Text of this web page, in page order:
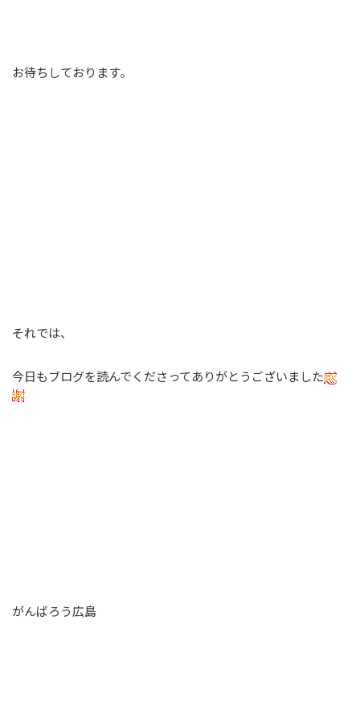
お待ちしております。
それでは、
今日もブログを読んでくださってありがとうございました
がんばろう広島